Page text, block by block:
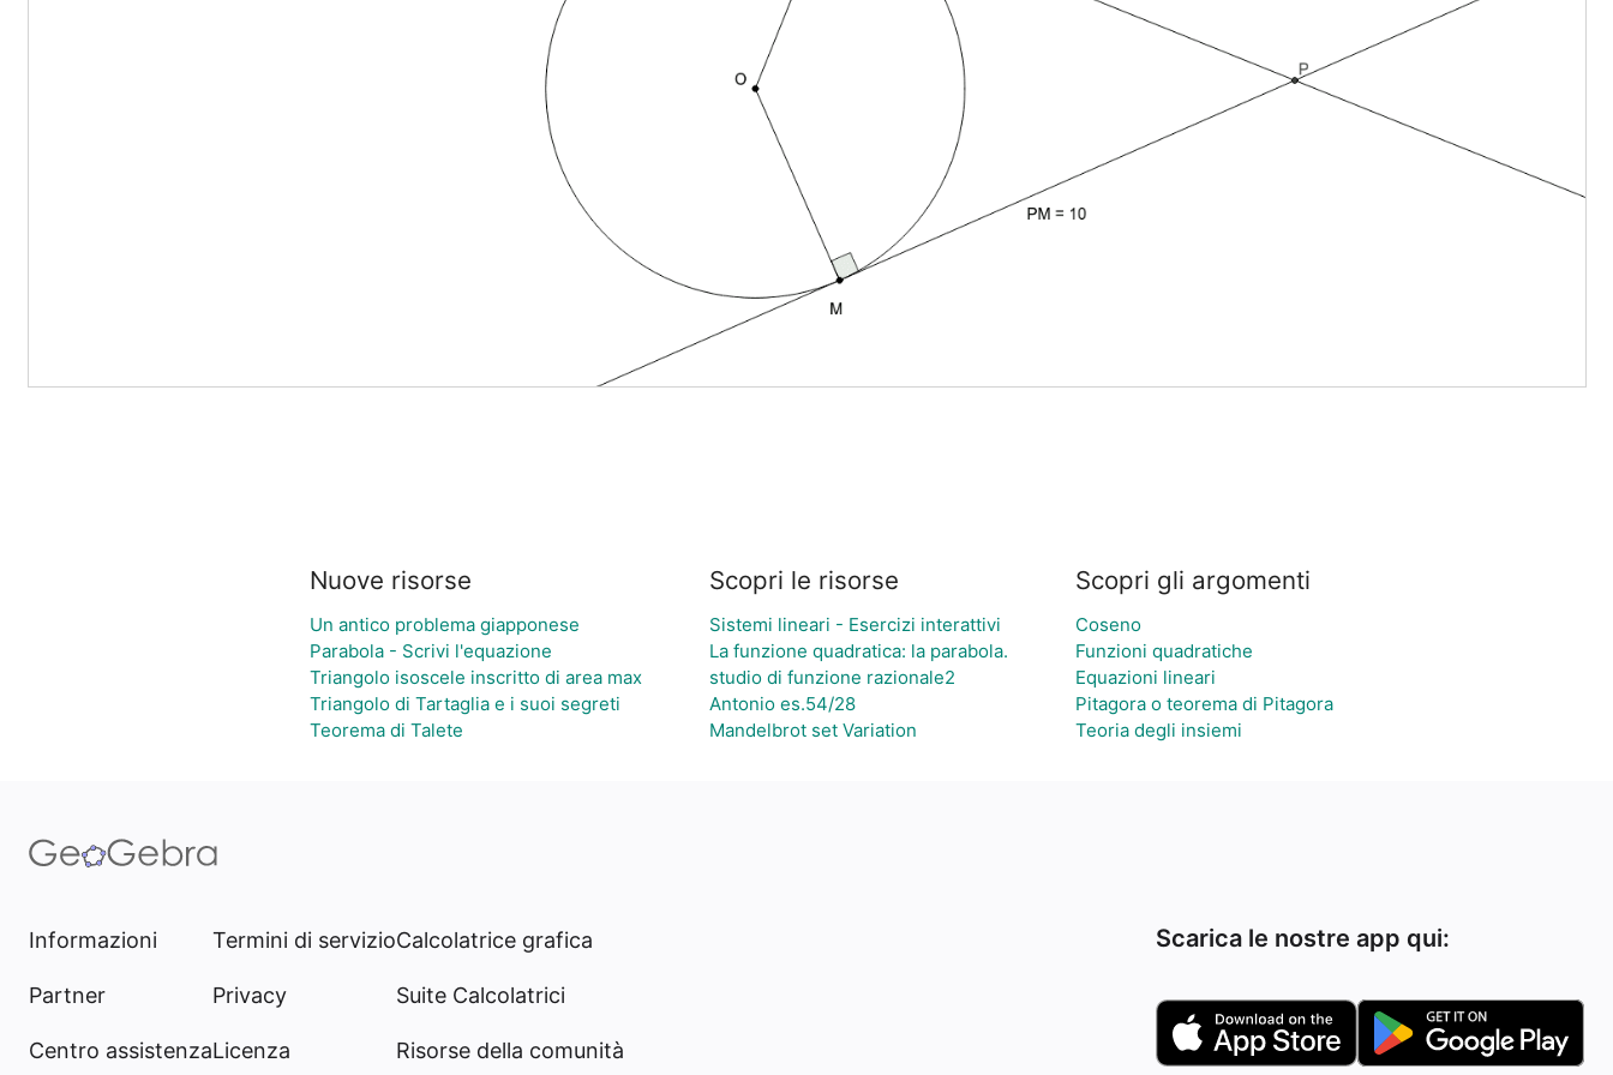
Nuove risorse
Un antico problema giapponese
Parabola - Scrivi l'equazione
Triangolo isoscele inscritto di area max
Triangolo di Tartaglia e i suoi segreti
Teorema di Talete
Scopri le risorse
Sistemi lineari - Esercizi interattivi
La funzione quadratica: la parabola.
studio di funzione razionale2
Antonio es.54/28
Mandelbrot set Variation
Scopri gli argomenti
Coseno
Funzioni quadratiche
Equazioni lineari
Pitagora o teorema di Pitagora
Teoria degli insiemi
Informazioni
Partner
Centro assistenza
Termini di servizio
Privacy
Licenza
Calcolatrice grafica
Suite Calcolatrici
Risorse della comunità
Scarica le nostre app qui: